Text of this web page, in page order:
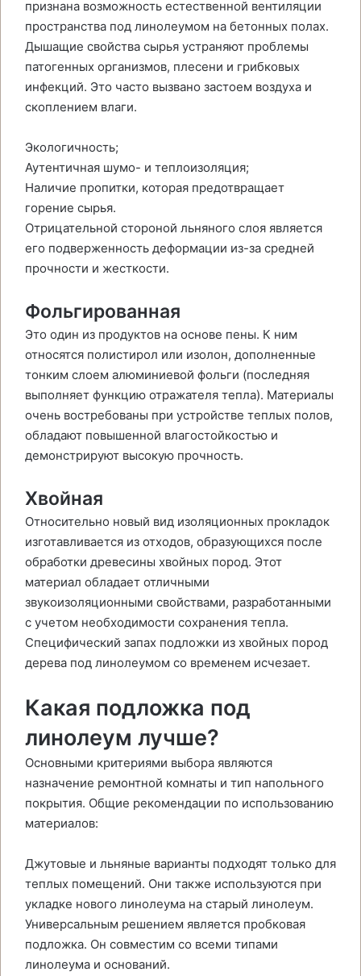
признана возможность естественной вентиляции
пространства под линолеумом на бетонных полах.
Дышащие свойства сырья устраняют проблемы
патогенных организмов, плесени и грибковых
инфекций. Это часто вызвано застоем воздуха и
скоплением влаги.
Экологичность;
Аутентичная шумо- и теплоизоляция;
Наличие пропитки, которая предотвращает
горение сырья.
Отрицательной стороной льняного слоя является
его подверженность деформации из-за средней
прочности и жесткости.
Фольгированная
Это один из продуктов на основе пены. К ним
относятся полистирол или изолон, дополненные
тонким слоем алюминиевой фольги (последняя
выполняет функцию отражателя тепла). Материалы
очень востребованы при устройстве теплых полов,
обладают повышенной влагостойкостью и
демонстрируют высокую прочность.
Хвойная
Относительно новый вид изоляционных прокладок
изготавливается из отходов, образующихся после
обработки древесины хвойных пород. Этот
материал обладает отличными
звукоизоляционными свойствами, разработанными
с учетом необходимости сохранения тепла.
Специфический запах подложки из хвойных пород
дерева под линолеумом со временем исчезает.
Какая подложка под
линолеум лучше?
Основными критериями выбора являются
назначение ремонтной комнаты и тип напольного
покрытия. Общие рекомендации по использованию
материалов:
Джутовые и льняные варианты подходят только для
теплых помещений. Они также используются при
укладке нового линолеума на старый линолеум.
Универсальным решением является пробковая
подложка. Он совместим со всеми типами
линолеума и оснований.